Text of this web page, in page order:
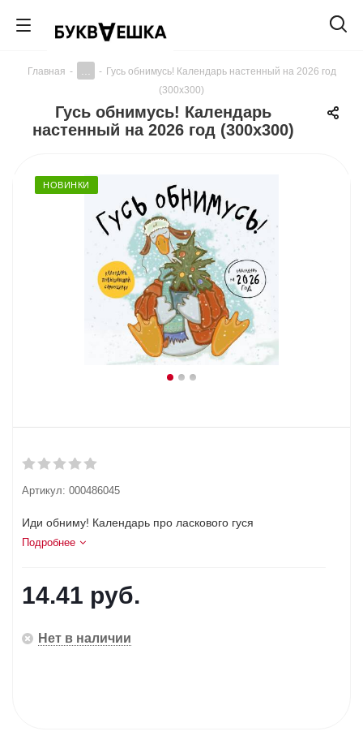
Главная - - Гусь обнимусь! Календарь настенный на 2026 год
(300х300)
Гусь обнимусь! Календарь
настенный на 2026 год (300х300)
НОВИНКИ
Артикул: 000486045
Иди обниму! Календарь про ласкового гуся
Подробнее
14.41 руб.
Нет в наличии